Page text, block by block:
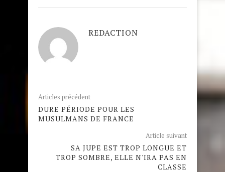
REDACTION
Articles précédent
DURE PÉRIODE POUR LES
MUSULMANS DE FRANCE
Article suivant
SA JUPE EST TROP LONGUE ET
TROP SOMBRE, ELLE N'IRA PAS EN
CLASSE